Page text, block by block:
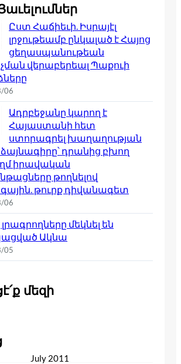
Ըստ Հաճիեւի. Իսրայէլ
լրջութեամբ ընկալած է Հայոց
ցեղասպանութեան
վերաբերեալ Պաքուի
06
Ադրբեջանը կարող է
Հայաստանի հետ
ստորագրել խաղաղության
դրանից բխող
իրավական
թողնելով
թուրք դիվանագետ
06
մեկնել են
Ակնա
05
մեզի
July 2011